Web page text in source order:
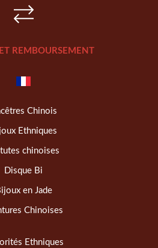
REMBOURSEMENT
Chinois
Ethniques
chinoises
Disque Bi
en Jade
Chinoises
Ethniques